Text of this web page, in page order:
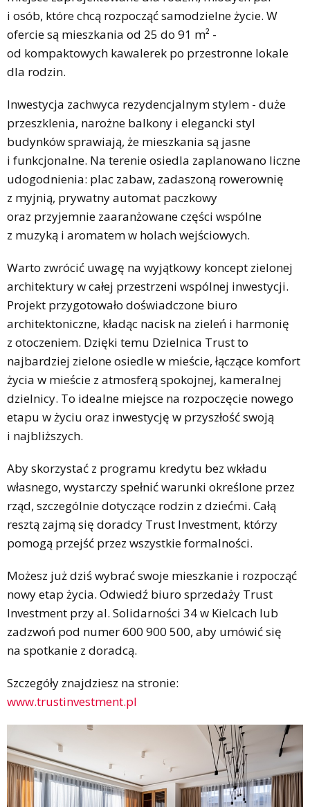
i osób, które chcą rozpocząć samodzielne życie. W
ofercie są mieszkania od 25 do 91 m² -
od kompaktowych kawalerek po przestronne lokale
dla rodzin.
Inwestycja zachwyca rezydencjalnym stylem - duże
przeszklenia, narożne balkony i elegancki styl
budynków sprawiają, że mieszkania są jasne
i funkcjonalne. Na terenie osiedla zaplanowano liczne
udogodnienia: plac zabaw, zadaszoną rowerownię
z myjnią, prywatny automat paczkowy
oraz przyjemnie zaaranżowane części wspólne
z muzyką i aromatem w holach wejściowych.
Warto zwrócić uwagę na wyjątkowy koncept zielonej
architektury w całej przestrzeni wspólnej inwestycji.
Projekt przygotowało doświadczone biuro
architektoniczne, kładąc nacisk na zieleń i harmonię
z otoczeniem. Dzięki temu Dzielnica Trust to
najbardziej zielone osiedle w mieście, łączące komfort
życia w mieście z atmosferą spokojnej, kameralnej
dzielnicy. To idealne miejsce na rozpoczęcie nowego
etapu w życiu oraz inwestycję w przyszłość swoją
i najbliższych.
Aby skorzystać z programu kredytu bez wkładu
własnego, wystarczy spełnić warunki określone przez
rząd, szczególnie dotyczące rodzin z dziećmi. Całą
resztą zajmą się doradcy Trust Investment, którzy
pomogą przejść przez wszystkie formalności.
Możesz już dziś wybrać swoje mieszkanie i rozpocząć
nowy etap życia. Odwiedź biuro sprzedaży Trust
Investment przy al. Solidarności 34 w Kielcach lub
zadzwoń pod numer 600 900 500, aby umówić się
na spotkanie z doradcą.
Szczegóły znajdziesz na stronie:
www.trustinvestment.pl